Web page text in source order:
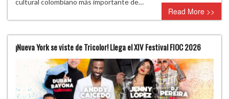
cultural colombiano más importante de…
Read More >>
¡Nueva York se viste de Tricolor! Llega el XIV Festival FIOC 2026